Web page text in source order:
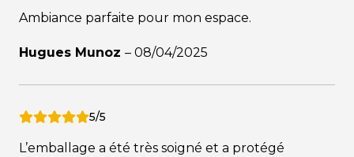
Ambiance parfaite pour mon espace.
Hugues Munoz – 08/04/2025
5/5
L’emballage a été très soigné et a protégé